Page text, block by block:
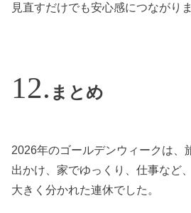
見直すだけでも安心感につながりま
まとめ
2026年のゴールデンウィークは、
出かけ、家でゆっくり、仕事など
大きく分かれた連休でした。